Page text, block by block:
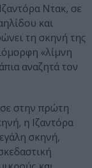
Ντακ, σε
και
τη σκηνή της
«λίμνη
αναζητά τον
στην πρώτη
η Ιζαντόρα
σκηνή,